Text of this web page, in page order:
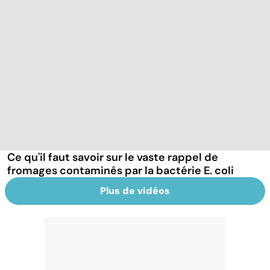
Ce qu'il faut savoir sur le vaste rappel de
fromages contaminés par la bactérie E. coli
Plus de vidéos